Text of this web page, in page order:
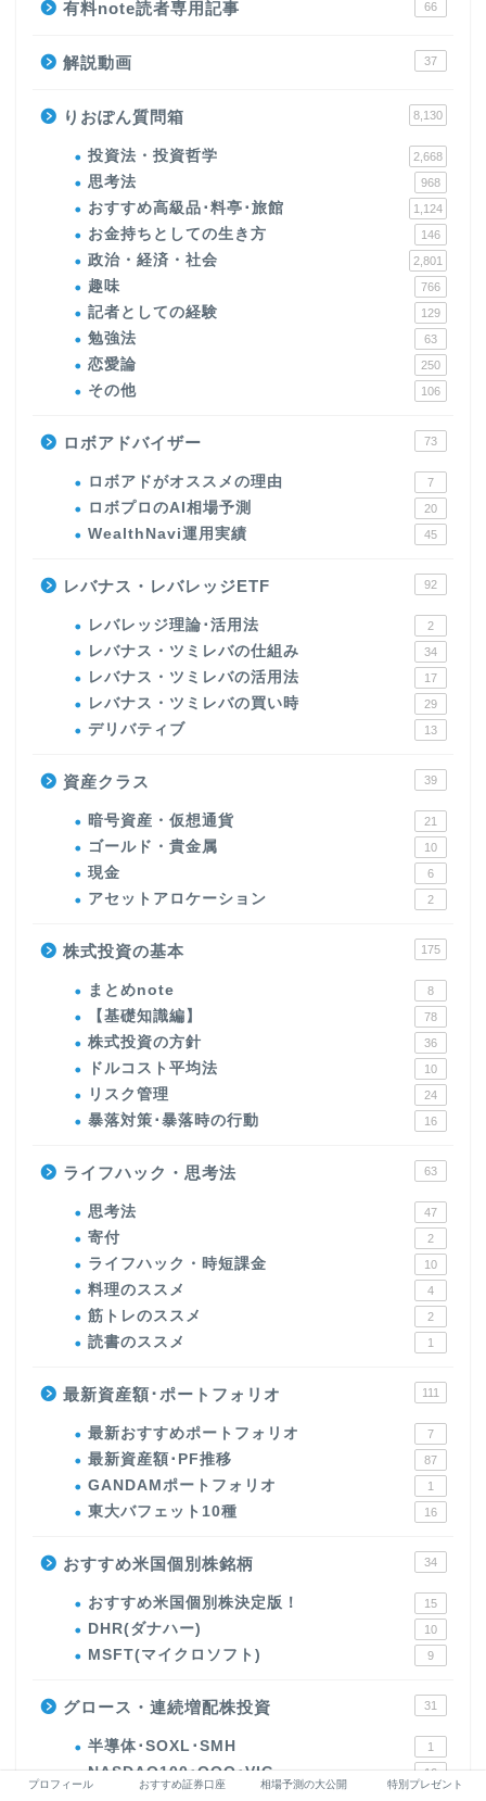
有料note読者専用記事 66
解説動画 37
りおぽん質問箱 8,130
投資法・投資哲学 2,668
思考法 968
おすすめ高級品･料亭･旅館 1,124
お金持ちとしての生き方 146
政治・経済・社会 2,801
趣味 766
記者としての経験 129
勉強法 63
恋愛論 250
その他 106
ロボアドバイザー 73
ロボアドがオススメの理由 7
ロボプロのAI相場予測 20
WealthNavi運用実績 45
レバナス・レバレッジETF 92
レバレッジ理論･活用法 2
レバナス・ツミレバの仕組み 34
レバナス・ツミレバの活用法 17
レバナス・ツミレバの買い時 29
デリバティブ 13
資産クラス 39
暗号資産・仮想通貨 21
ゴールド・貴金属 10
現金 6
アセットアロケーション 2
株式投資の基本 175
まとめnote 8
【基礎知識編】 78
株式投資の方針 36
ドルコスト平均法 10
リスク管理 24
暴落対策･暴落時の行動 16
ライフハック・思考法 63
思考法 47
寄付 2
ライフハック・時短課金 10
料理のススメ 4
筋トレのススメ 2
読書のススメ 1
最新資産額･ポートフォリオ 111
最新おすすめポートフォリオ 7
最新資産額･PF推移 87
GANDAMポートフォリオ 1
東大バフェット10種 16
おすすめ米国個別株銘柄 34
おすすめ米国個別株決定版！ 15
DHR(ダナハー) 10
MSFT(マイクロソフト) 9
グロース・連続増配株投資 31
半導体･SOXL･SMH 1
NASDAQ100･QQQ･VIG 16
プロフィール おすすめ証券口座 相場予測の大公開 特別プレゼント